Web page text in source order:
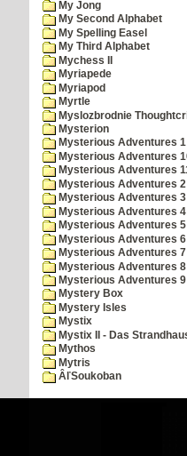
My Jong
My Second Alphabet
My Spelling Easel
My Third Alphabet
Mychess II
Myriapede
Myriapod
Myrtle
Myslozbrodnie
Mysterion
Mysterious Adventures
Mysterious Adventures
Mysterious Adventures
Mysterious Adventures
Mysterious Adventures
Mysterious Adventures
Mysterious Adventures
Mysterious Adventures
Mysterious Adventures
Mysterious Adventures
Mysterious Adventures
Mystery Box
Mystery Isles
Mystix
Mystix II - Das
Mythos
Mytris
ÂľSoukoban